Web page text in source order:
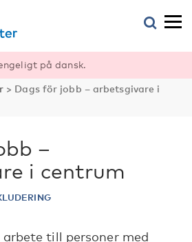
på dansk.
> Dags för jobb – arbetsgivare i
–
i centrum
arbete till personer med